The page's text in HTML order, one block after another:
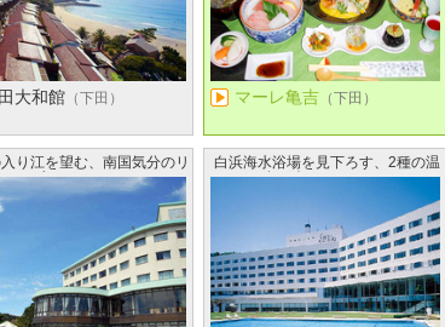
大和館 （下田） マーレ亀吉 （下田）
り江を望む、南国気分のリ
ゾートホテル
白浜海水浴場を見下ろす、2種の温
泉が楽しめるホテル